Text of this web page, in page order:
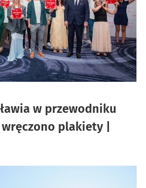
w przewodniku
plakiety |